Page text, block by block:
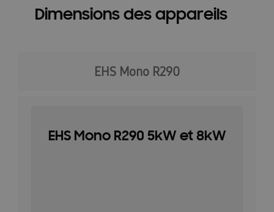
Dimensions des appareils
EHS Mono R290
EHS Mono R290 5kW et 8kW